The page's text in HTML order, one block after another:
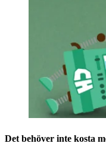
Det behöver inte kosta